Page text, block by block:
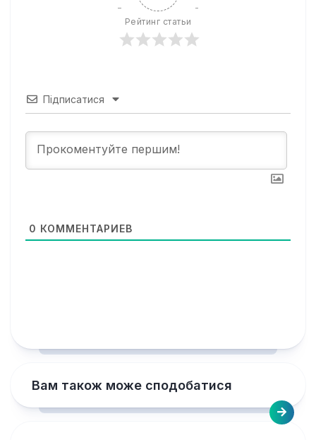
Рейтинг статьи
Підписатися
0 КОММЕНТАРИЕВ
Вам також може сподобатися